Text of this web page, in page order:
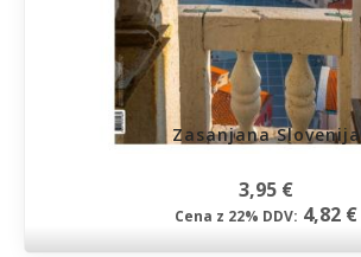
Zasanjana Slovenija
3,95 €
Cena z 22% DDV: 4,82 €